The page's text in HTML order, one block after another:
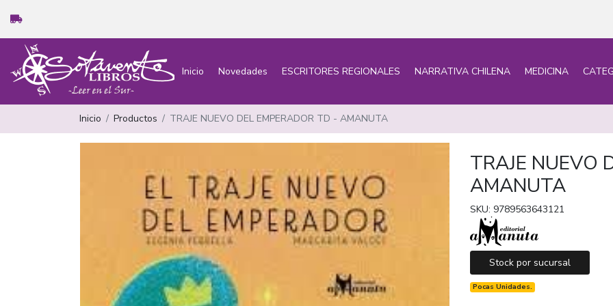
Inicio Novedades ESCRITORES REGIONALES NARRATIVA CHILENA MEDICINA
Inicio Productos TRAJE NUEVO DEL EMPERADOR TD - AMANUTA
TRAJE NUEVO
AMANUTA
SKU: 9789563643121
Stock por sucursal
Pocas Unidades.